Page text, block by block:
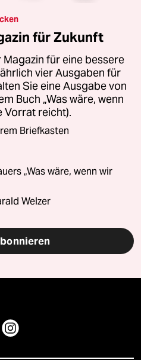
für Zukunft
Magazin für eine bessere
vier Ausgaben für
Sie eine Ausgabe von
Buch „Was wäre, wenn
Vorrat reicht).
Briefkasten
„Was wäre, wenn wir
Welzer